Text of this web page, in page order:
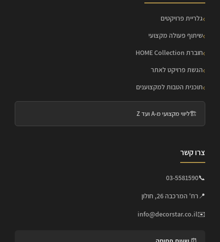
גלריית פרויקטים
שיתוף פעולה מקצועי
חוברת HOME Collection
הגשת פרויקט לאתר
תוכנית הטבות למקצוענים
🏗️ליווי מקצועי מ-A ועד Z
צרו קשר
📞
03-5581590
📍רח' המרכבה 26, חולון
✉️
info@decorstar.co.il